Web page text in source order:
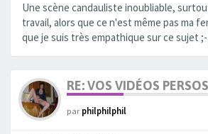
Une scène candauliste inoubliable,
travail, alors que ce n'est même pas ma
que je suis très empathique sur ce sujet
RE: VOS VIDÉOS
parphilphilphil